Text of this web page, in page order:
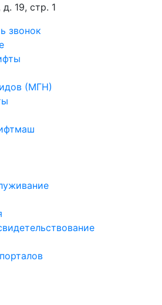
19, стр. 1
звонок
(МГН)